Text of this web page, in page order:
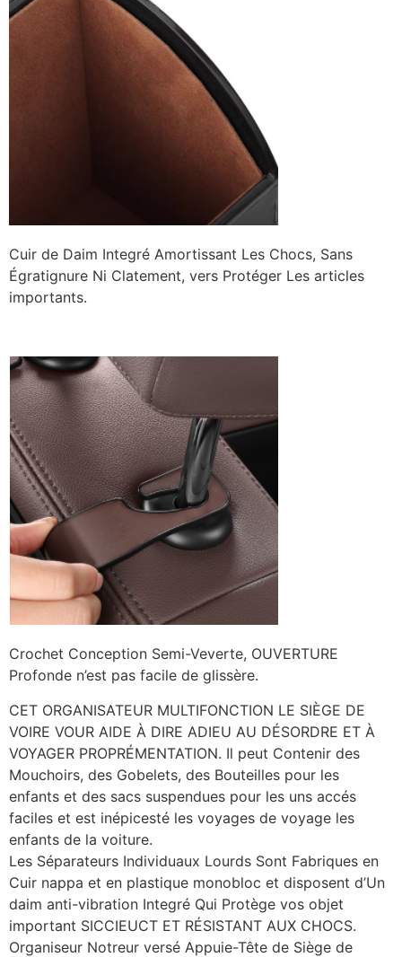
Cuir de Daim Integré Amortissant Les Chocs, Sans
Égratignure Ni Clatement, vers Protéger Les articles
importants.
Crochet Conception Semi-Veverte, OUVERTURE
Profonde n’est pas facile de glissère.
CET ORGANISATEUR MULTIFONCTION LE SIÈGE DE
VOIRE VOUR AIDE À DIRE ADIEU AU DÉSORDRE ET À
VOYAGER PROPRÉMENTATION. Il peut Contenir des
Mouchoirs, des Gobelets, des Bouteilles pour les
enfants et des sacs suspendues pour les uns accés
faciles et est inépicesté les voyages de voyage les
enfants de la voiture.
Les Séparateurs Individuaux Lourds Sont Fabriques en
Cuir nappa et en plastique monobloc et disposent d’Un
daim anti-vibration Integré Qui Protège vos objet
important SICCIEUCT ET RÉSISTANT AUX CHOCS.
Organiseur Notreur versé Appuie-Tête de Siège de